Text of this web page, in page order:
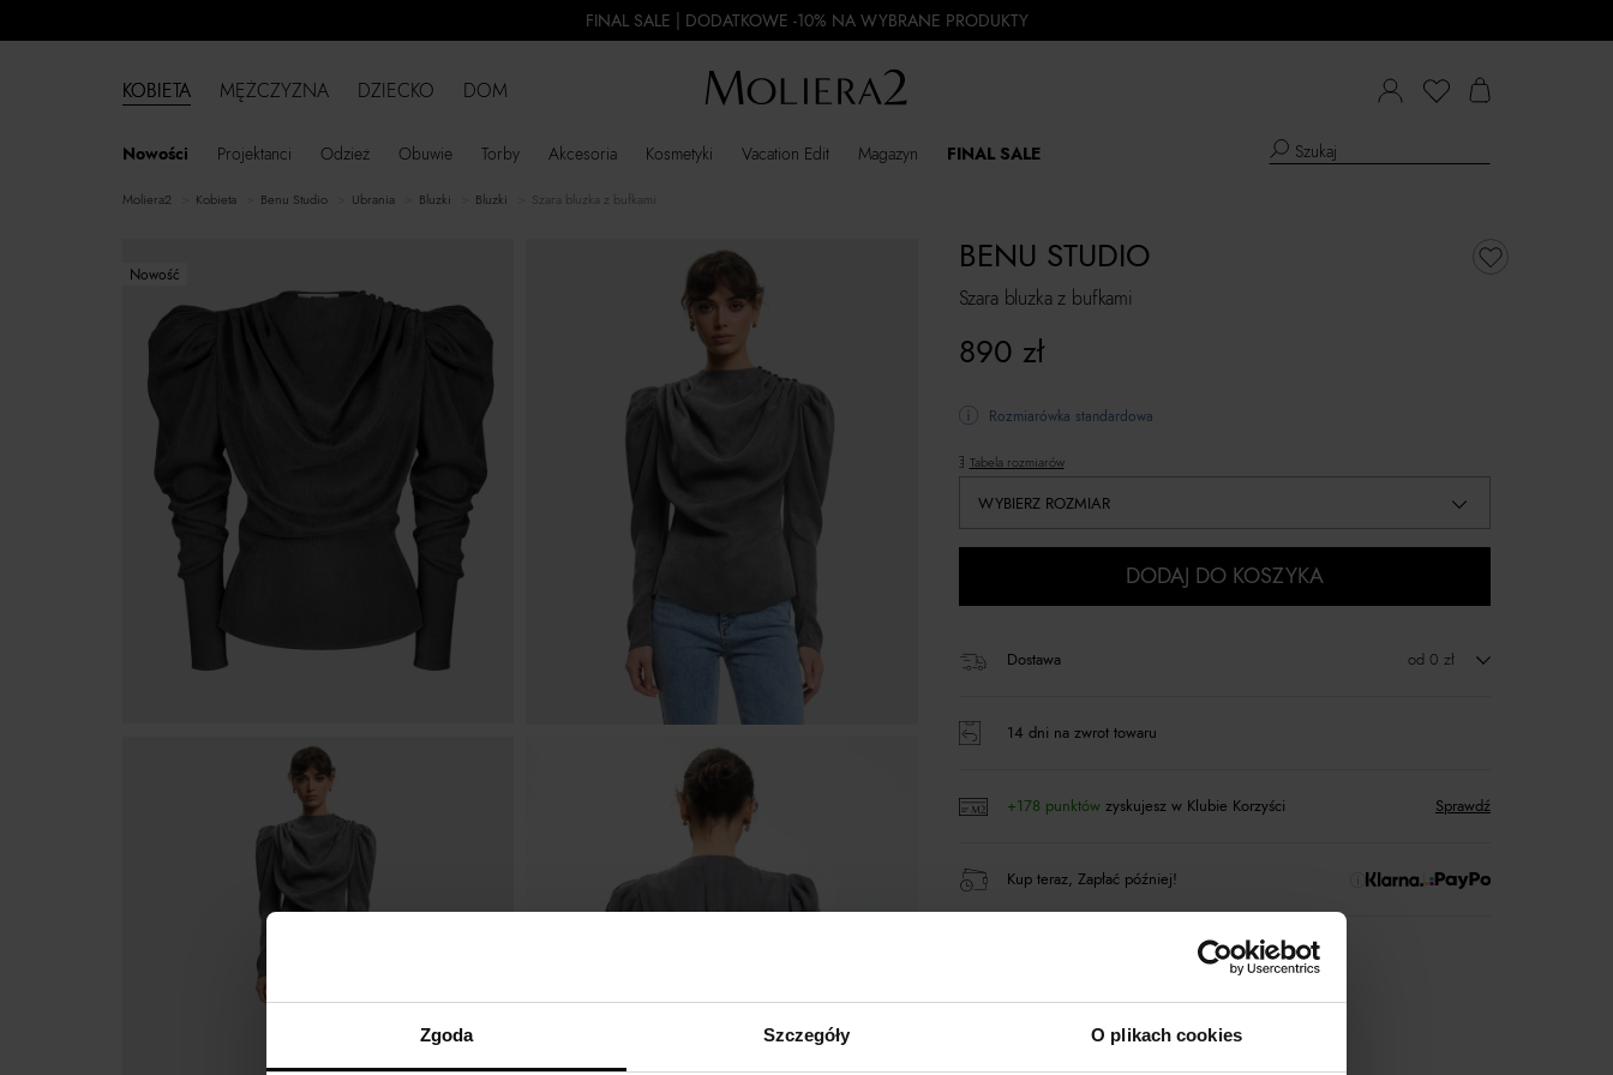
Zgoda Szczegóły O plikach cookies
FINAL SALE | DODATKOWE -10% NA WYBRANE PRODUKTY
KOBIETA
Nowości Projektanci Odzież Obuwie Torby Akcesoria Kosmetyki Vacation Edit Magazyn FINAL SALE
MĘŻCZYZNA DZIECKO DOM
moliera2 kobieta Benu Studio ubrania bluzki bluzki Szara bluzka z bufkami
Nowość
Szara bluzka z bufkami
BENU STUDIO
890 zł
Rozmiarówka standardowa
Tabela rozmiarów
WYBIERZ ROZMIAR
DODAJ DO KOSZYKA
Dostawa od 0 zł
14 dni na zwrot towaru
+178 punktówzyskujesz w Klubie Korzyści Sprawdź
Kup teraz, Zapłać później!